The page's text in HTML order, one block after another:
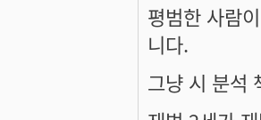
평범한 사람
니다.
그냥 시 분석